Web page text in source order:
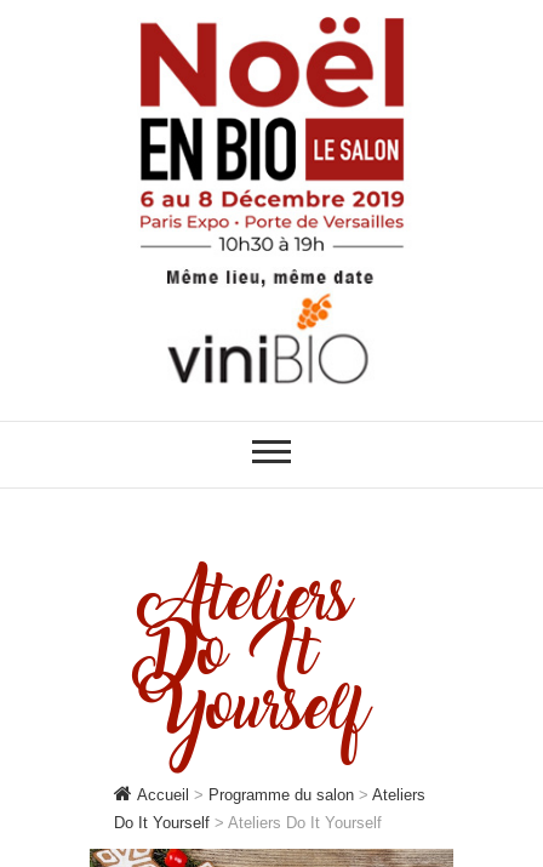
Ateliers
Do It
Yourself
Accueil > Programme du salon > Ateliers
Do It Yourself > Ateliers Do It Yourself